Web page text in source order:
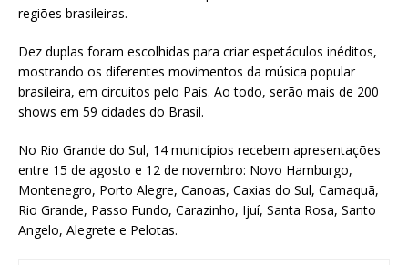
regiões brasileiras.
Dez duplas foram escolhidas para criar espetáculos inéditos,
mostrando os diferentes movimentos da música popular
brasileira, em circuitos pelo País. Ao todo, serão mais de 200
shows em 59 cidades do Brasil.
No Rio Grande do Sul, 14 municípios recebem apresentações
entre 15 de agosto e 12 de novembro: Novo Hamburgo,
Montenegro, Porto Alegre, Canoas, Caxias do Sul, Camaquã,
Rio Grande, Passo Fundo, Carazinho, Ijuí, Santa Rosa, Santo
Angelo, Alegrete e Pelotas.